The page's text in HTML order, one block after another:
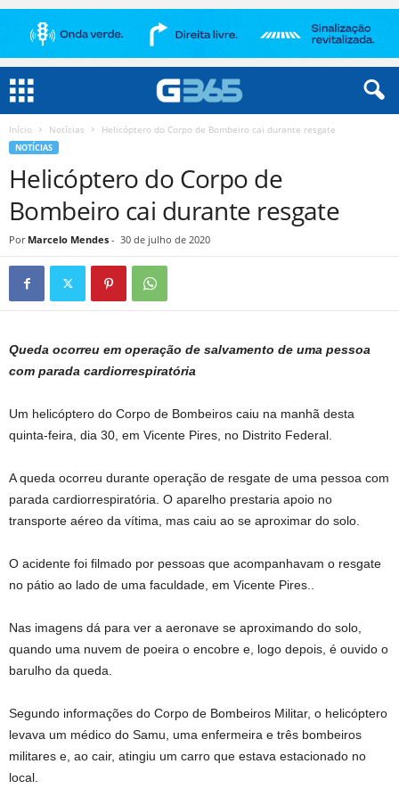
Início Notícias Helicóptero do Corpo de Bombeiro cai durante resgate
NOTÍCIAS
Helicóptero do Corpo de
Bombeiro cai durante resgate
Por Marcelo Mendes - 30 de julho de 2020
Queda ocorreu em operação de salvamento de uma pessoa
com parada cardiorrespiratória
Um helicóptero do Corpo de Bombeiros caiu na manhã desta
quinta-feira, dia 30, em Vicente Pires, no Distrito Federal.
A queda ocorreu durante operação de resgate de uma pessoa com
parada cardiorrespiratória. O aparelho prestaria apoio no
transporte aéreo da vítima, mas caiu ao se aproximar do solo.
O acidente foi filmado por pessoas que acompanhavam o resgate
no pátio ao lado de uma faculdade, em Vicente Pires..
Nas imagens dá para ver a aeronave se aproximando do solo,
quando uma nuvem de poeira o encobre e, logo depois, é ouvido o
barulho da queda.
Segundo informações do Corpo de Bombeiros Militar, o helicóptero
levava um médico do Samu, uma enfermeira e três bombeiros
militares e, ao cair, atingiu um carro que estava estacionado no
local.